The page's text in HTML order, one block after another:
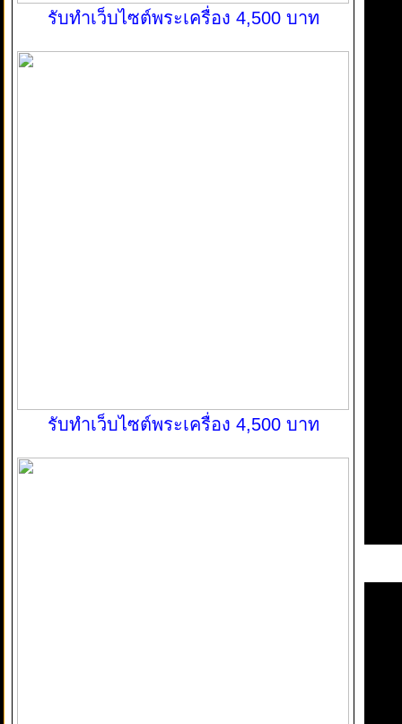
รับทำเว็บไซต์พระเครื่อง 4,500 บาท
รับทำเว็บไซต์พระเครื่อง 4,500 บาท